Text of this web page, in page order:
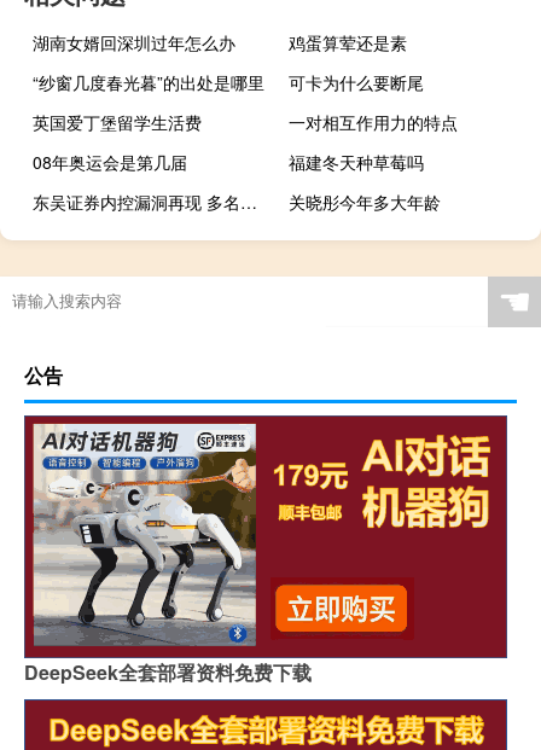
湖南女婿回深圳过年怎么办
鸡蛋算荤还是素
“纱窗几度春光暮”的出处是哪里
可卡为什么要断尾
英国爱丁堡留学生活费
一对相互作用力的特点
08年奥运会是第几届
福建冬天种草莓吗
东吴证券内控漏洞再现 多名员工飞单遭监管责令改正
关晓彤今年多大年龄
☚
公告
DeepSeek全套部署资料免费下载